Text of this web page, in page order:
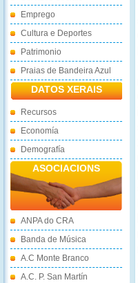
Emprego
Cultura e Deportes
Patrimonio
Praias de Bandeira Azul
DATOS XERAIS
Recursos
Economía
Demografía
ASOCIACIONS
ANPA do CRA
Banda de Música
A.C Monte Branco
A.C. P. San Martín